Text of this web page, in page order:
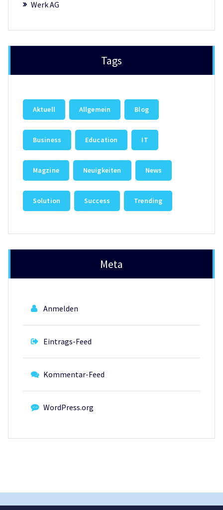
Werk AG
Tags
Aktuell Allgemein Blog
Business Education IT
Magzine Neuigkeiten News
Solution Success Trending
Meta
Anmelden
Eintrags-Feed
Kommentar-Feed
WordPress.org